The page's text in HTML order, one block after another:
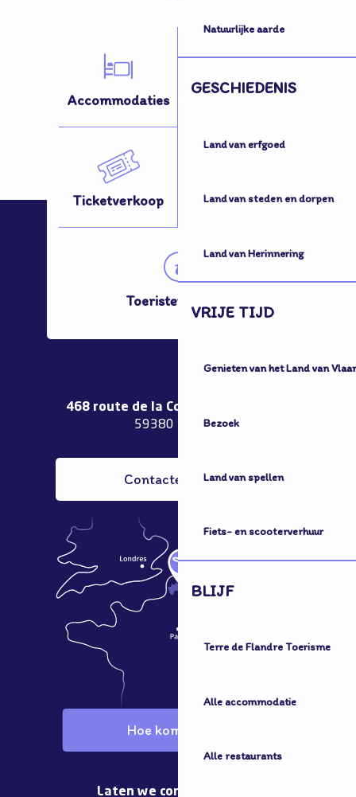
Natuurlijke aarde
GESCHIEDENIS
Land van erfgoed
Land van steden en dorpen
Land van Herinnering
VRIJE TIJD
Genieten van het Land van
Bezoek
Land van spellen
Fiets- en scooterverhuur
BLIJF
Terre de Flandre Toerisme
Alle accommodatie
Alle restaurants
Accommodaties
Ticketverkoop Hoe kom ik hier?
Toeristenbureau
468 route de la Couronne de Bierne
59380 Bergues
Contacteer ons
Hoe kom ik hier?
Laten we contact houden